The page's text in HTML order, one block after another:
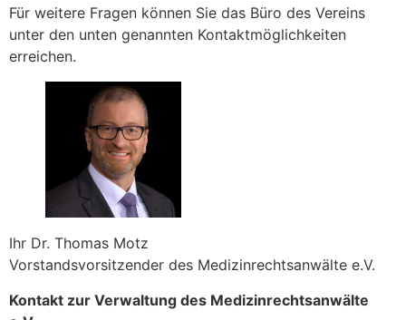
Für weitere Fragen können Sie das Büro des Vereins
unter den unten genannten Kontaktmöglichkeiten
erreichen.
Ihr Dr. Thomas Motz
Vorstandsvorsitzender des Medizinrechtsanwälte e.V.
Kontakt zur Verwaltung des Medizinrechtsanwälte